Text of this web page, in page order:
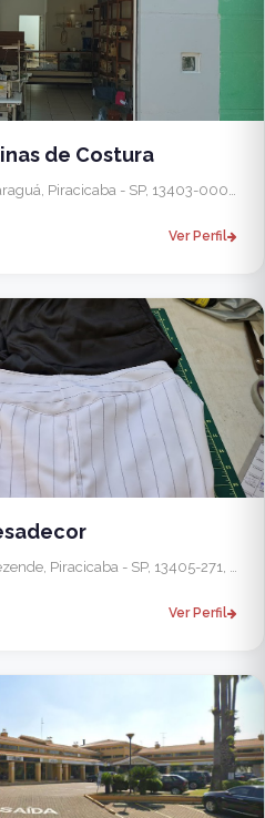
de Costura
Av. Me. Maria Teodora, 527 - Jaraguá, Piracicaba - SP, 13403-000, Brasil
Ver Perfil
R. Antonio Decico, 43 - Vila Rezende, Piracicaba - SP, 13405-271, Brasil
Ver Perfil